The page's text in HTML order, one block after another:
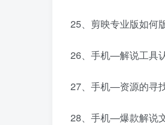
25、剪映专业版如何
26、手机—解说工具
27、手机—资源的寻
28、手机—爆款解说